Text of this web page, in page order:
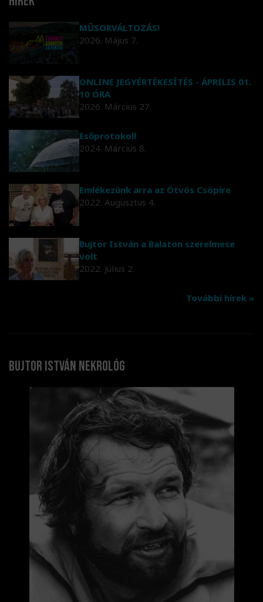
MŰSORVÁLTOZÁS!
2026. Május 7.
ONLINE JEGYÉRTÉKESÍTÉS - ÁPRILIS 01.
10 ÓRA
2026. Március 27.
Esőprotokoll
2024. Március 8.
Emlékezünk arra az Ötvös Csöpire
2022. Augusztus 4.
Bujtor István a Balaton szerelmese
volt
2022. Július 2.
További hírek »
Bujtor István nekrológ